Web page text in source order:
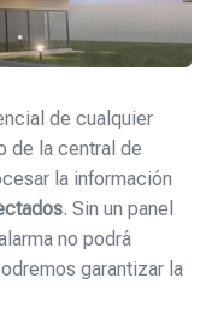
de cualquier
de la central de
la información
. Sin un panel
no podrá
garantizar la